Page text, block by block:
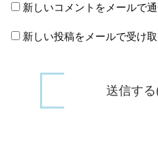
新しいコメントをメールで
新しい投稿をメールで受け取